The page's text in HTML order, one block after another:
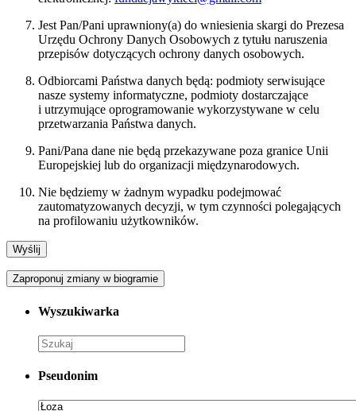
Jest Pan/Pani uprawniony(a) do wniesienia skargi do Prezesa
Urzędu Ochrony Danych Osobowych z tytułu naruszenia
przepisów dotyczących ochrony danych osobowych.
Odbiorcami Państwa danych będą: podmioty serwisujące
nasze systemy informatyczne, podmioty dostarczające
i utrzymujące oprogramowanie wykorzystywane w celu
przetwarzania Państwa danych.
Pani/Pana dane nie będą przekazywane poza granice Unii
Europejskiej lub do organizacji międzynarodowych.
Nie będziemy w żadnym wypadku podejmować
zautomatyzowanych decyzji, w tym czynności polegających
na profilowaniu użytkowników.
Zaproponuj zmiany w biogramie
Wyszukiwarka
Pseudonim